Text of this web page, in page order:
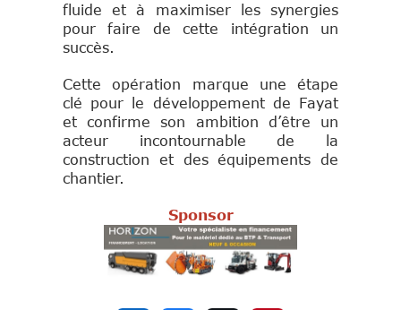
fluide et à maximiser les synergies
pour faire de cette intégration un
succès.
Cette opération marque une étape
clé pour le développement de Fayat
et confirme son ambition d’être un
acteur incontournable de la
construction et des équipements de
chantier.
Sponsor